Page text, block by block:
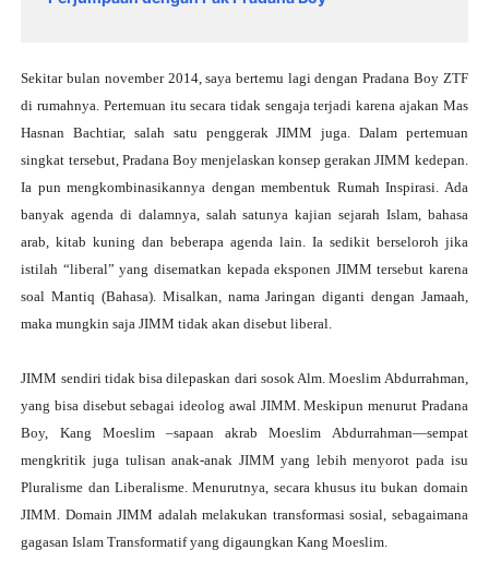
Sekitar bulan november 2014, saya bertemu lagi dengan Pradana Boy ZTF
di rumahnya. Pertemuan itu secara tidak sengaja terjadi karena ajakan Mas
Hasnan Bachtiar, salah satu penggerak JIMM juga. Dalam pertemuan
singkat tersebut, Pradana Boy menjelaskan konsep gerakan JIMM kedepan.
Ia pun mengkombinasikannya dengan membentuk Rumah Inspirasi. Ada
banyak agenda di dalamnya, salah satunya kajian sejarah Islam, bahasa
arab, kitab kuning dan beberapa agenda lain. Ia sedikit berseloroh jika
istilah “liberal” yang disematkan kepada eksponen JIMM tersebut karena
soal Mantiq (Bahasa). Misalkan, nama Jaringan diganti dengan Jamaah,
maka mungkin saja JIMM tidak akan disebut liberal.
JIMM sendiri tidak bisa dilepaskan dari sosok Alm. Moeslim Abdurrahman,
yang bisa disebut sebagai ideolog awal JIMM. Meskipun menurut Pradana
Boy, Kang Moeslim –sapaan akrab Moeslim Abdurrahman—sempat
mengkritik juga tulisan anak-anak JIMM yang lebih menyorot pada isu
Pluralisme dan Liberalisme. Menurutnya, secara khusus itu bukan domain
JIMM. Domain JIMM adalah melakukan transformasi sosial, sebagaimana
gagasan Islam Transformatif yang digaungkan Kang Moeslim.